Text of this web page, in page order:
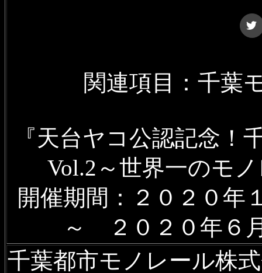
関連項目：千葉
『天台ヤコ公認記念
Vol.2～世界一のモ
開催期間：２０２０
～ ２０２０年６
千葉都市モノレール株